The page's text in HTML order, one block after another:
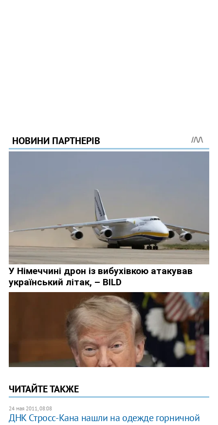
ЧИТАЙТЕ ТАКЖЕ
24 мая 2011, 08:08
ДНК Стросс-Кана нашли на одежде горничной